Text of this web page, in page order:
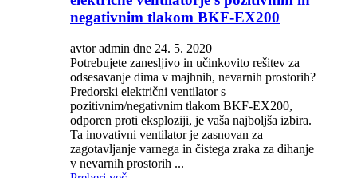
negativnim tlakom BKF-EX200
avtor admin dne 24. 5. 2020
Potrebujete zanesljivo in učinkovito rešitev za
odsesavanje dima v majhnih, nevarnih prostorih?
Predorski električni ventilator s
pozitivnim/negativnim tlakom BKF-EX200,
odporen proti eksploziji, je vaša najboljša izbira.
Ta inovativni ventilator je zasnovan za
zagotavljanje varnega in čistega zraka za dihanje
v nevarnih prostorih ...